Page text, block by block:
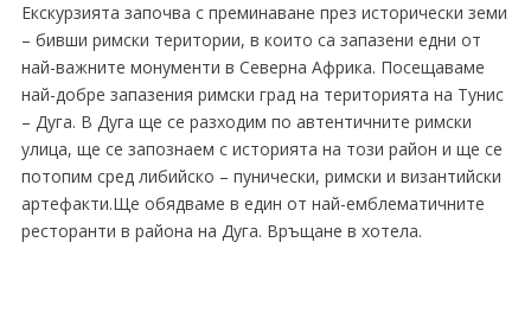
Екскурзията започва с преминаване през исторически земи
– бивши римски територии, в които са запазени едни от
най-важните монументи в Северна Африка. Посещаваме
най-добре запазения римски град на територията на Тунис
– Дуга. В Дуга ще се разходим по автентичните римски
улица, ще се запознаем с историята на този район и ще се
потопим сред либийско – пунически, римски и византийски
артефакти.Ще обядваме в един от най-емблематичните
ресторанти в района на Дуга. Връщане в хотела.